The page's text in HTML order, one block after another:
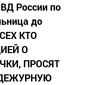
России по
до
КТО
О
ПРОСЯТ